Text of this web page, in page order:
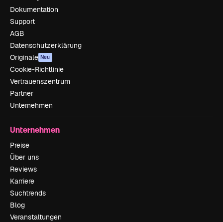
Dokumentation
Support
AGB
Datenschutzerklärung
Originale Neu
Cookie-Richtlinie
Vertrauenszentrum
Partner
Unternehmen
Unternehmen
Preise
Über uns
Reviews
Karriere
Suchtrends
Blog
Veranstaltungen